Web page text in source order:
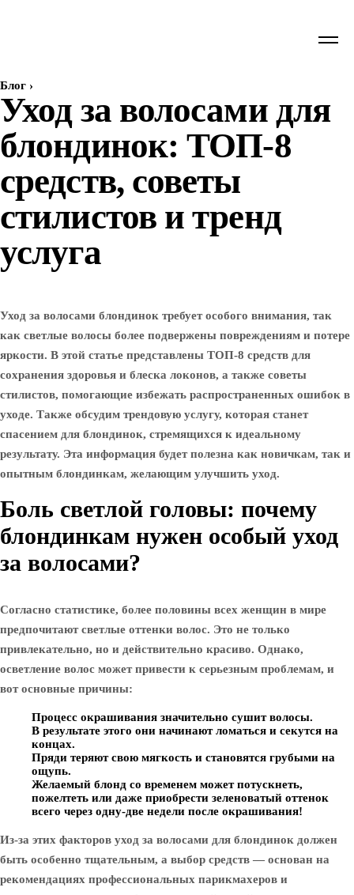
Блог ›
Уход за волосами для
блондинок: ТОП-8
средств, советы
стилистов и тренд
услуга
Уход за волосами блондинок требует особого внимания, так
как светлые волосы более подвержены повреждениям и потере
яркости. В этой статье представлены ТОП-8 средств для
сохранения здоровья и блеска локонов, а также советы
стилистов, помогающие избежать распространенных ошибок в
уходе. Также обсудим трендовую услугу, которая станет
спасением для блондинок, стремящихся к идеальному
результату. Эта информация будет полезна как новичкам, так и
опытным блондинкам, желающим улучшить уход.
Боль светлой головы: почему
блондинкам нужен особый уход
за волосами?
Согласно статистике, более половины всех женщин в мире
предпочитают светлые оттенки волос. Это не только
привлекательно, но и действительно красиво. Однако,
осветление волос может привести к серьезным проблемам, и
вот основные причины:
Процесс окрашивания значительно сушит волосы.
В результате этого они начинают ломаться и секутся на
концах.
Пряди теряют свою мягкость и становятся грубыми на
ощупь.
Желаемый блонд со временем может потускнеть,
пожелтеть или даже приобрести зеленоватый оттенок
всего через одну-две недели после окрашивания!
Из-за этих факторов уход за волосами для блондинок должен
быть особенно тщательным, а выбор средств — основан на
рекомендациях профессиональных парикмахеров и